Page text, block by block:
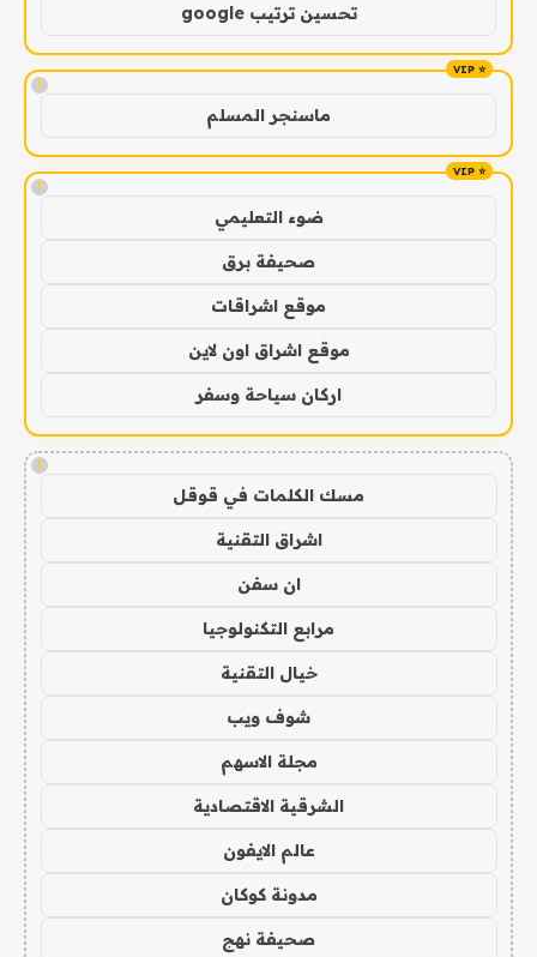
تحسين ترتيب google
!
ماسنجر المسلم
!
ضوء التعليمي
صحيفة برق
موقع اشراقات
موقع اشراق اون لاين
اركان سياحة وسفر
!
مسك الكلمات في قوقل
اشراق التقنية
ان سفن
مرابع التكنولوجيا
خيال التقنية
شوف ويب
مجلة الاسهم
الشرقية الاقتصادية
عالم الايفون
مدونة كوكان
صحيفة نهج